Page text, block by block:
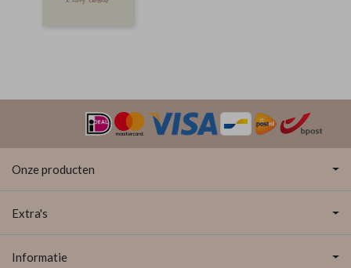
Onze producten
Extra's
Informatie